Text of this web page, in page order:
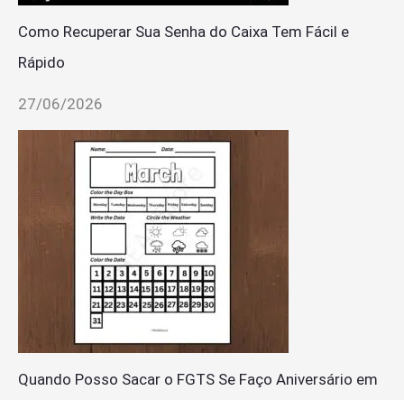
Como Recuperar Sua Senha do Caixa Tem Fácil e
Rápido
27/06/2026
Quando Posso Sacar o FGTS Se Faço Aniversário em